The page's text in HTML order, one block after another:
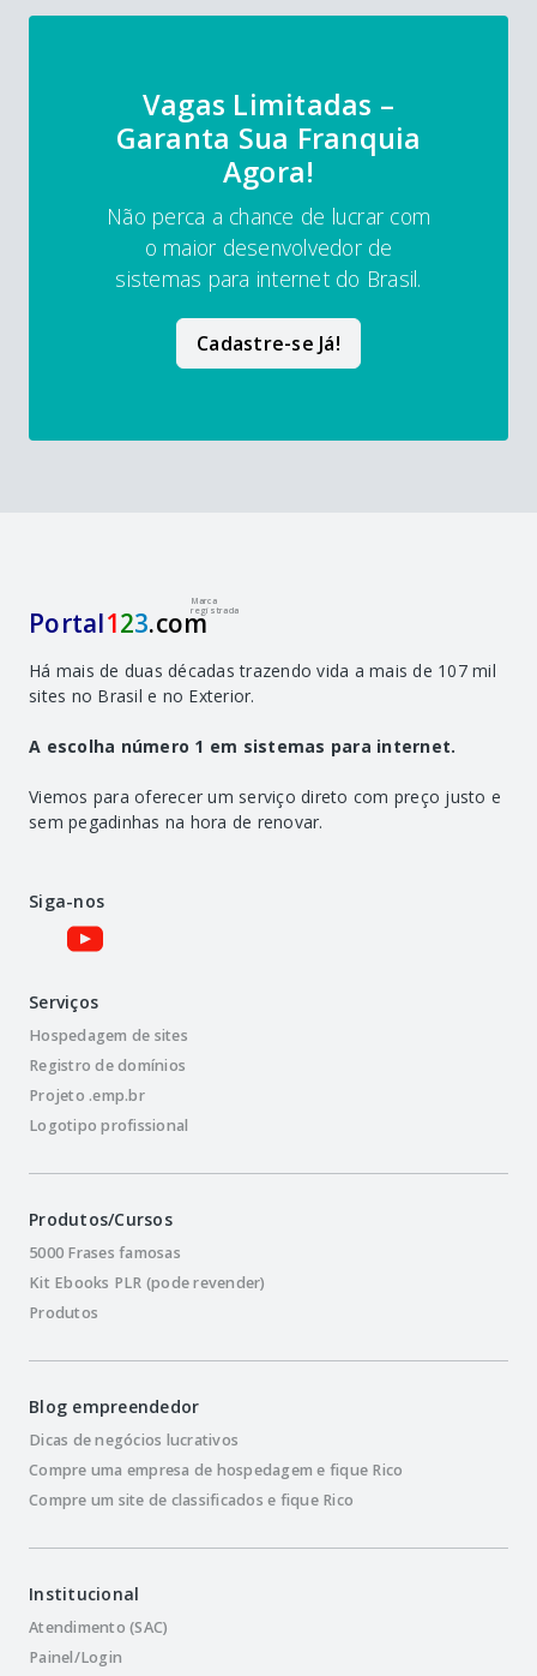
Vagas Limitadas –
Garanta Sua Franquia
Agora!
Não perca a chance de lucrar com
o maior desenvolvedor de
sistemas para internet do Brasil.
Cadastre-se Já!
Portal123.com
Marca
registrada
Há mais de duas décadas trazendo vida a mais de 107 mil
sites no Brasil e no Exterior.
A escolha número 1 em sistemas para internet.
Viemos para oferecer um serviço direto com preço justo e
sem pegadinhas na hora de renovar.
Siga-nos
Serviços
Hospedagem de sites
Registro de domínios
Projeto .emp.br
Logotipo profissional
Produtos/Cursos
5000 Frases famosas
Kit Ebooks PLR (pode revender)
Produtos
Blog empreendedor
Dicas de negócios lucrativos
Compre uma empresa de hospedagem e fique Rico
Compre um site de classificados e fique Rico
Institucional
Atendimento (SAC)
Painel/Login